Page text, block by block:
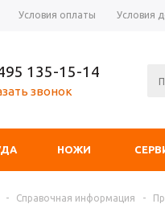
Условия оплаты Условия
135-15-14
звонок
НОЖИ
- Справочная информация -